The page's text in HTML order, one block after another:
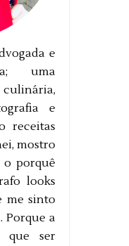
e
uma
e
receitas
mostro
o porquê
looks
me sinto
Porque a
que ser